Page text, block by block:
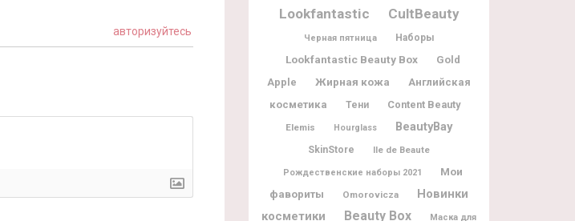
авторизуйтесь
Lookfantastic CultBeauty
Черная пятница Наборы
Lookfantastic Beauty Box
Gold
Apple
Жирная кожа
Английская
косметика
Тени Content Beauty
Elemis Hourglass BeautyBay
SkinStore Ile de Beaute
Рождественские наборы 2021
Мои
фавориты
Omorovicza
Новинки
косметики
Beauty Box Маска для